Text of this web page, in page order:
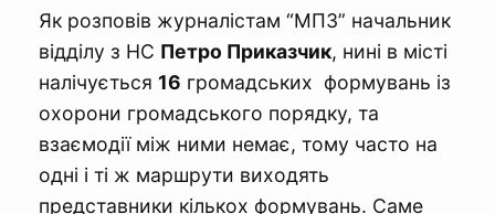
Як розповів журналістам “МПЗ” начальник
відділу з НС Петро Приказчик, нині в місті
налічується 16 громадських формувань із
охорони громадського порядку, та
взаємодії між ними немає, тому часто на
одні і ті ж маршрути виходять
представники кількох формувань. Саме